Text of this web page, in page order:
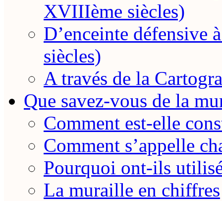
XVIIIème siècles)
D’enceinte défensive
siècles)
A través de la
Que savez-vous de la
Comment est-elle
Comment s’appelle
Pourquoi ont-ils
La muraille en chiffres